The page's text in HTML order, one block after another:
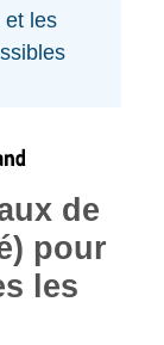
et les
de
pour
les